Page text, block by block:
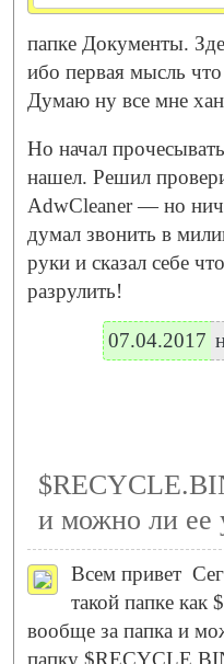
папке Документы.
ибо первая мысль
Думаю ну все мне
Но начал
нашел. Решил
AdwCleaner — но
думал звонить в
руки и сказал себе
разрулить!
07.04.2017
и можно ли ее
Всем привет
такой папке
вообще за папка и
папку